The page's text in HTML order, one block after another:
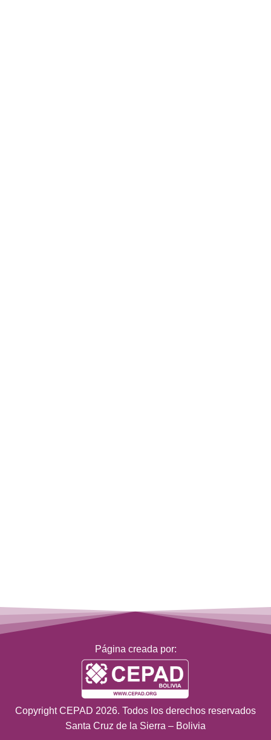
Página creada por:
Copyright CEPAD 2026. Todos los derechos reservados
Santa Cruz de la Sierra – Bolivia